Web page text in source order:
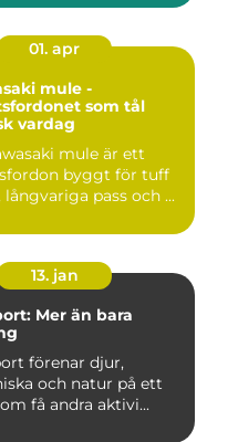
01. apr
mule -
som tål
vardag
mule är ett
byggt för tuff
pass och ...
13. jan
Mer än bara
förenar djur,
och natur på ett
få andra aktivi...